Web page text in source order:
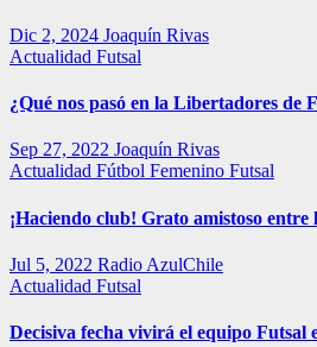
Dic 2, 2024 Joaquín Rivas
Actualidad Futsal
¿Qué nos pasó en la Libertadores de
Sep 27, 2022 Joaquín Rivas
Actualidad Fútbol Femenino Futsal
¡Haciendo club! Grato amistoso
Jul 5, 2022 Radio AzulChile
Actualidad Futsal
Decisiva fecha vivirá el equipo Futsal